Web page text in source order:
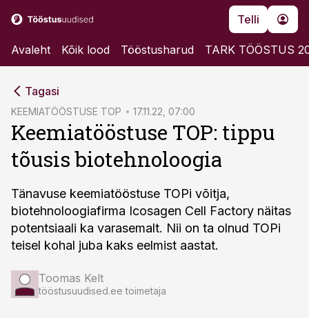
Telli
Avaleht Kõik lood Tööstusharud TARK TÖÖSTUS
Tagasi
KEEMIATÖÖSTUSE TOP 17.11.22, 07:00
Keemiatööstuse TOP: tippu
tõusis biotehnoloogia
Tänavuse keemiatööstuse TOPi võitja,
biotehnoloogiafirma Icosagen Cell Factory näitas
potentsiaali ka varasemalt. Nii on ta olnud TOPi
teisel kohal juba kaks eelmist aastat.
Toomas Kelt
tööstusuudised.ee toimetaja